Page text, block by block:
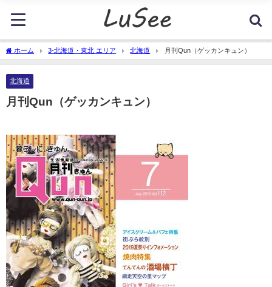
ホーム 3-北海道・東北 エリア 北海道 月刊Qun（ゲッカンキュン）
北海道
月刊Qun（ゲッカンキュン）